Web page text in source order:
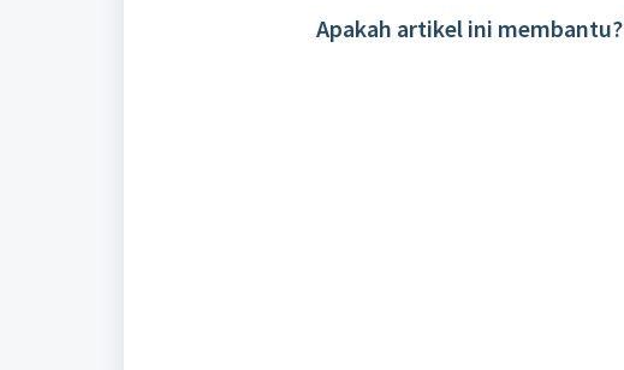
Apakah artikel ini membantu?